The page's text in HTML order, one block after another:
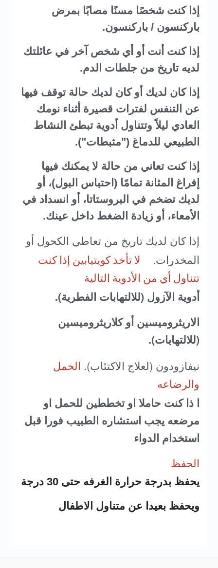
إذا كنت شخصًا مسنًا مصابًا بمرض
باركنسون / باركنسون.
إذا كنت أنت أو أي شخص آخر في عائلتك
لديه تاريخ من جلطات الدم.
إذا كان لديك أو كان لديك حالة توقف فيها
عن التنفس لفترات قصيرة أثناء نومك
العادي ليلاً وتتناول أدوية تبطئ النشاط
الطبيعي للدماغ ("مثبطات").
إذا كنت تعاني من حالة لا يمكنك فيها
إفراغ المثانة تمامًا (احتباس البول)، أو
لديك تضخم في البروستاتا، أو انسداد في
الأمعاء، أو زيادة الضغط داخل عينك.
إذا كان لديك تاريخ من تعاطي الكحول أو
المخدرات.
لا تأخذ كويتيابين إذا كنت
تتناول أي من الأدوية التالية
أدوية الآزول (للالتهابات الفطرية).
الاريثروميسين أو كلاريثروميسين
(للالتهابات).
نيفازودون (لعلاج الاكتئاب).
الحمل
والرضاعه
ا ذا كنت حاملا او تخططين للحمل او
مرضعه يجب استشاره الطبيب فورا قبل
استخدام الدواء
الحفظ
يحفظ بدرجة حرارة الغرفه حتى 30 درجة
ويحفظ بعيدا عن متناول الاطفال